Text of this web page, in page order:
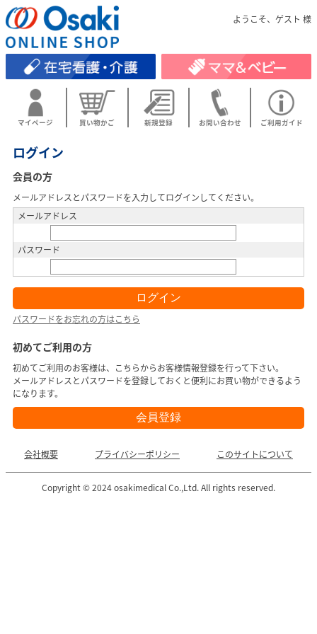
ようこそ、ゲスト 様
マイページ 買い物かご 新規登録 お問い合わせ ご利用ガイド
ログイン
会員の方
メールアドレスとパスワードを入力してログインしてください。
メールアドレス
パスワード
パスワードをお忘れの方はこちら
初めてご利用の方
初めてご利用のお客様は、こちらからお客様情報登録を行って下さい。
メールアドレスとパスワードを登録しておくと便利にお買い物ができるよう
になります。
会社概要 プライバシーポリシー このサイトについて
Copyright © 2024 osakimedical Co.,Ltd. All rights reserved.